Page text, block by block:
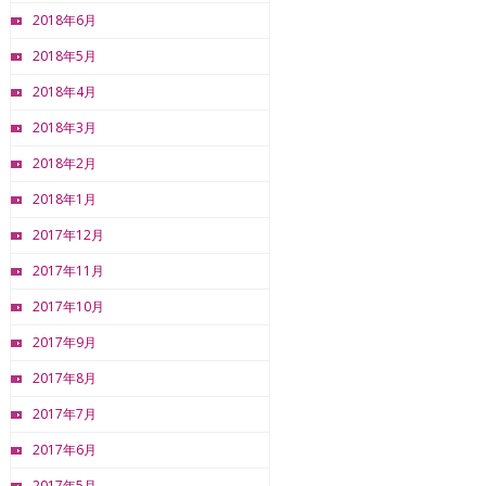
2018年6月
2018年5月
2018年4月
2018年3月
2018年2月
2018年1月
2017年12月
2017年11月
2017年10月
2017年9月
2017年8月
2017年7月
2017年6月